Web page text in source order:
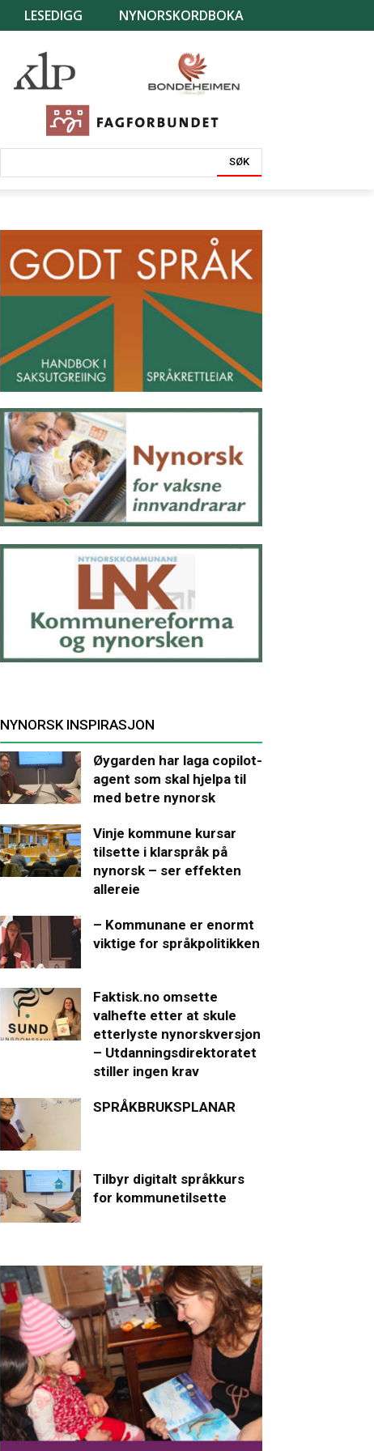
LESEDIGG NYNORSKORDBOKA
SØK
NYNORSK INSPIRASJON
Øygarden har laga copilot-
agent som skal hjelpa til
med betre nynorsk
Vinje kommune kursar
tilsette i klarspråk på
nynorsk – ser effekten
allereie
– Kommunane er enormt
viktige for språkpolitikken
Faktisk.no omsette
valhefte etter at skule
etterlyste nynorskversjon
– Utdanningsdirektoratet
stiller ingen krav
SPRÅKBRUKSPLANAR
Tilbyr digitalt språkkurs
for kommunetilsette